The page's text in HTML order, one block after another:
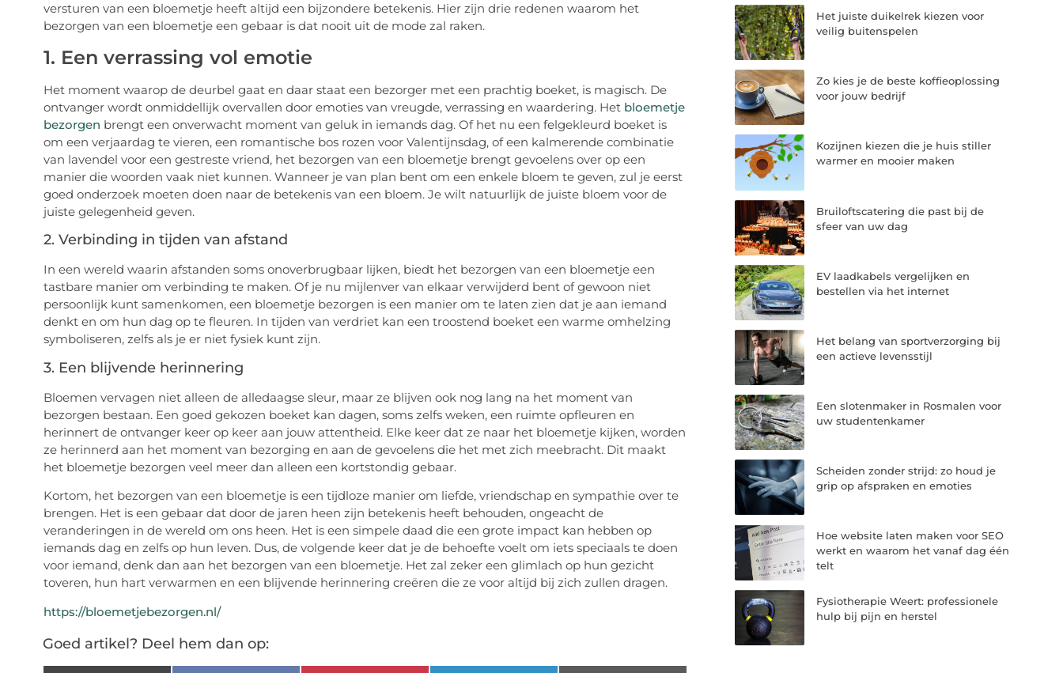
versturen van een bloemetje heeft altijd een bijzondere betekenis. Hier zijn drie redenen waarom het
bezorgen van een bloemetje een gebaar is dat nooit uit de mode zal raken.
1. Een verrassing vol emotie
Het moment waarop de deurbel gaat en daar staat een bezorger met een prachtig boeket, is magisch. De
ontvanger wordt onmiddellijk overvallen door emoties van vreugde, verrassing en waardering. Het bloemetje
bezorgen brengt een onverwacht moment van geluk in iemands dag. Of het nu een felgekleurd boeket is
om een verjaardag te vieren, een romantische bos rozen voor Valentijnsdag, of een kalmerende combinatie
van lavendel voor een gestreste vriend, het bezorgen van een bloemetje brengt gevoelens over op een
manier die woorden vaak niet kunnen. Wanneer je van plan bent om een enkele bloem te geven, zul je eerst
goed onderzoek moeten doen naar de betekenis van een bloem. Je wilt natuurlijk de juiste bloem voor de
juiste gelegenheid geven.
2. Verbinding in tijden van afstand
In een wereld waarin afstanden soms onoverbrugbaar lijken, biedt het bezorgen van een bloemetje een
tastbare manier om verbinding te maken. Of je nu mijlenver van elkaar verwijderd bent of gewoon niet
persoonlijk kunt samenkomen, een bloemetje bezorgen is een manier om te laten zien dat je aan iemand
denkt en om hun dag op te fleuren. In tijden van verdriet kan een troostend boeket een warme omhelzing
symboliseren, zelfs als je er niet fysiek kunt zijn.
3. Een blijvende herinnering
Bloemen vervagen niet alleen de alledaagse sleur, maar ze blijven ook nog lang na het moment van
bezorgen bestaan. Een goed gekozen boeket kan dagen, soms zelfs weken, een ruimte opfleuren en
herinnert de ontvanger keer op keer aan jouw attentheid. Elke keer dat ze naar het bloemetje kijken, worden
ze herinnerd aan het moment van bezorging en aan de gevoelens die het met zich meebracht. Dit maakt
het bloemetje bezorgen veel meer dan alleen een kortstondig gebaar.
Kortom, het bezorgen van een bloemetje is een tijdloze manier om liefde, vriendschap en sympathie over te
brengen. Het is een gebaar dat door de jaren heen zijn betekenis heeft behouden, ongeacht de
veranderingen in de wereld om ons heen. Het is een simpele daad die een grote impact kan hebben op
iemands dag en zelfs op hun leven. Dus, de volgende keer dat je de behoefte voelt om iets speciaals te doen
voor iemand, denk dan aan het bezorgen van een bloemetje. Het zal zeker een glimlach op hun gezicht
toveren, hun hart verwarmen en een blijvende herinnering creëren die ze voor altijd bij zich zullen dragen.
https://bloemetjebezorgen.nl/
Goed artikel? Deel hem dan op:
Het juiste duikelrek kiezen voor
veilig buitenspelen
Zo kies je de beste koffieoplossing
voor jouw bedrijf
Kozijnen kiezen die je huis stiller
warmer en mooier maken
Bruiloftscatering die past bij de
sfeer van uw dag
EV laadkabels vergelijken en
bestellen via het internet
Het belang van sportverzorging bij
een actieve levensstijl
Een slotenmaker in Rosmalen voor
uw studentenkamer
Scheiden zonder strijd: zo houd je
grip op afspraken en emoties
Hoe website laten maken voor SEO
werkt en waarom het vanaf dag één
telt
Fysiotherapie Weert: professionele
hulp bij pijn en herstel